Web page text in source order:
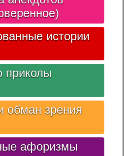
истории
приколы
обман зрения
афоризмы